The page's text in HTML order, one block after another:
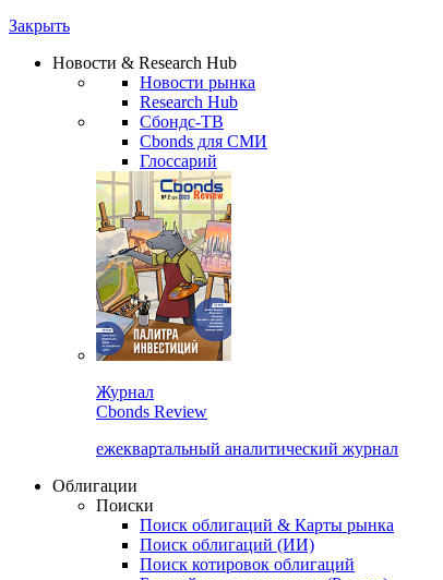
Закрыть
Новости & Research Hub
Новости рынка
Research Hub
Сбондс-ТВ
Cbonds для СМИ
Глоссарий
Журнал
Cbonds Review
ежеквартальный аналитический журнал
Облигации
Поиски
Поиск облигаций & Карты рынка
Поиск облигаций (ИИ)
Поиск котировок облигаций